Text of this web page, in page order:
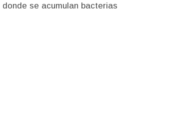
se acumulan bacterias